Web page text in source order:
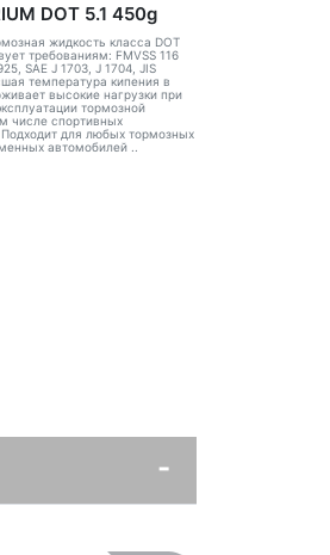
DOT 5.1 450g
жидкость класса DOT
требованиям: FMVSS 116
SAE J 1703, J 1704, JIS
температура кипения в
высокие нагрузки при
тормозной
числе спортивных
для любых тормозных
автомобилей ..